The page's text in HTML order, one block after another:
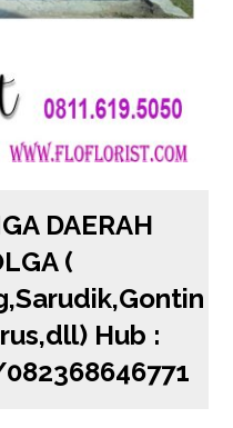
DAERAH
(
Hub :